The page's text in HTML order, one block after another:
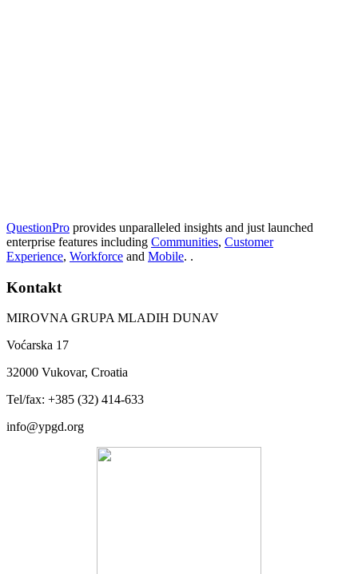
QuestionPro provides unparalleled insights and just launched
enterprise features including Communities, Customer
Experience, Workforce and Mobile. .
Kontakt
MIROVNA GRUPA MLADIH DUNAV
Voćarska 17
32000 Vukovar, Croatia
Tel/fax: +385 (32) 414-633
info@ypgd.org